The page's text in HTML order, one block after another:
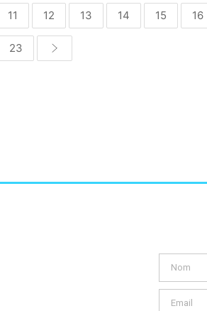
11 12 13 14 15 16
23